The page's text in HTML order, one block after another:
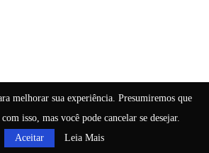
melhorar sua experiência. Presumiremos que
isso, mas você pode cancelar se desejar.
Aceitar
Leia Mais